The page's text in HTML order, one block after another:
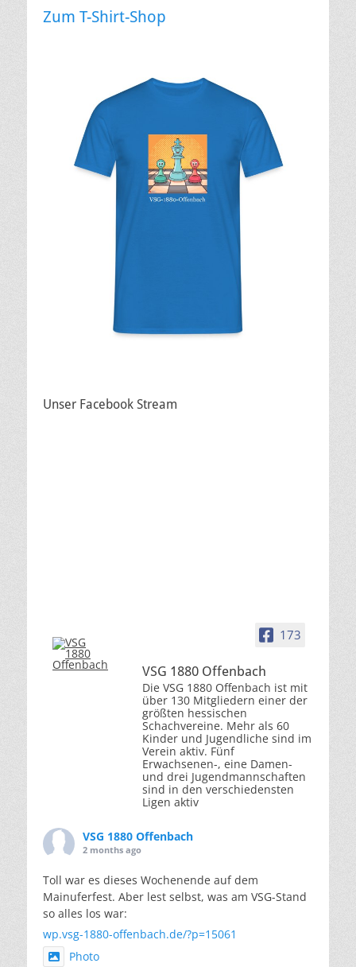
Zum T-Shirt-Shop
Unser Facebook Stream
173
VSG 1880 Offenbach
Die VSG 1880 Offenbach ist mit
über 130 Mitgliedern einer der
größten hessischen
Schachvereine. Mehr als 60
Kinder und Jugendliche sind im
Verein aktiv. Fünf
Erwachsenen-, eine Damen-
und drei Jugendmannschaften
sind in den verschiedensten
Ligen aktiv
VSG 1880 Offenbach
2 months ago
Toll war es dieses Wochenende auf dem
Mainuferfest. Aber lest selbst, was am VSG-Stand
so alles los war:
wp.vsg-1880-offenbach.de/?p=15061
Photo